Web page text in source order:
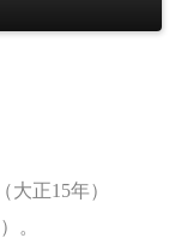
大正15年）
。